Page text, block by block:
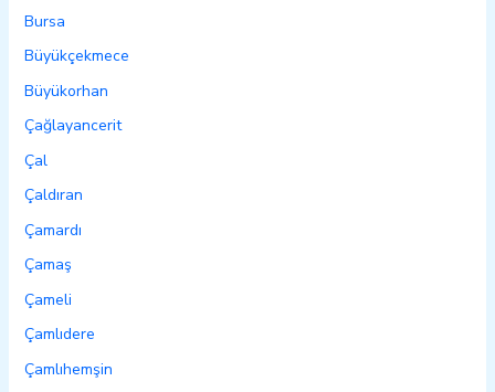
Bursa
Büyükçekmece
Büyükorhan
Çağlayancerit
Çal
Çaldıran
Çamardı
Çamaş
Çameli
Çamlıdere
Çamlıhemşin